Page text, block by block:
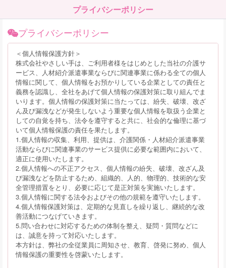
プライバシーポリシー
プライバシーポリシー
＜個人情報保護方針＞
株式会社やさしい手は、ご利用者様をはじめとした当社の介護サ
ービス、人材紹介派遣事業ならびに関連事業に係わる全ての個人
情報に関して、個人情報をお預かりしている企業としての責任と
義務を認識し、全社をあげて個人情報の保護対策に取り組んでま
いります。個人情報の保護対策に当たっては、紛失、破壊、改ざ
ん及び漏洩などが発生しないよう重要な個人情報を取扱う企業と
しての自覚を持ち、法令を遵守すると共に、社会的な倫理に基づ
いて個人情報保護の責任を果たします。
1.個人情報の収集、利用、提供は、介護関係・人材紹介派遣事業
活動ならびに関連事業のサービス提供に必要な範囲内において、
適正に使用いたします。
2.個人情報への不正アクセス、個人情報の紛失、破壊、改ざん及
び漏洩などを防止するため、組織的、人的、物理的、技術的な安
全管理措置をとり、必要に応じて是正対策を実施いたします。
3.個人情報に関する法令およびその他の規範を遵守いたします。
4.個人情報保護対策は、定期的な見直しを繰り返し、継続的な改
善活動につなげていきます。
5.問い合わせに対応するための体制を整え、疑問・質問などに
は、誠意を持って対応いたします。
本方針は、弊社の全従業員に周知させ、教育、啓発に努め、個人
情報保護の重要性を啓蒙いたします。